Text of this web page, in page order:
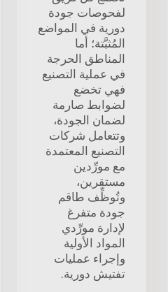
لفحوصات جودة
دورية في المواضع
المُثبَّتة؛ أما
المناطق الحرجة
في عملية التصنيع
فهي تخضع
لضوابط صارمة
لضمان الجودة،
وتتعامل شركات
التصنيع المعتمدة
مع مورِّدين
مستقرين،
وتُوظِّف طاقم
جودة متفرغ
لإدارة مورِّدي
المواد الأولية
وإجراء عمليات
تفتيش دورية.